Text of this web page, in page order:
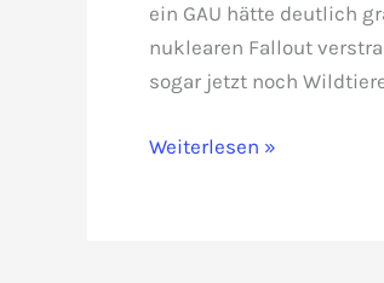
ein GAU hätte deutlich
nuklearen Fallout
sogar jetzt noch
Warum
Weiterlesen »